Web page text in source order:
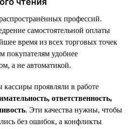
профессий.
самостоятельной оплаты
время из всех торговых точек
покупателям удобнее
а не автоматикой.
кассиры проявляли в работе
ответственность,
. Эти качества нужны, чтобы
без ошибок, а конфликты